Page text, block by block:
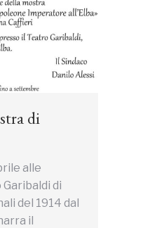
di
alle
di
del 1914 dal
il